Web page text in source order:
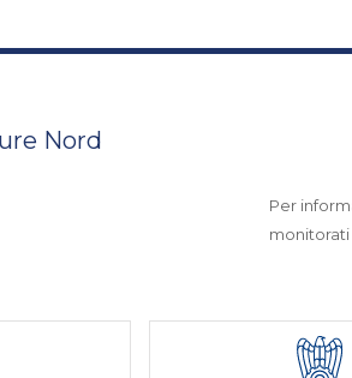
Nord
Per
monitorati